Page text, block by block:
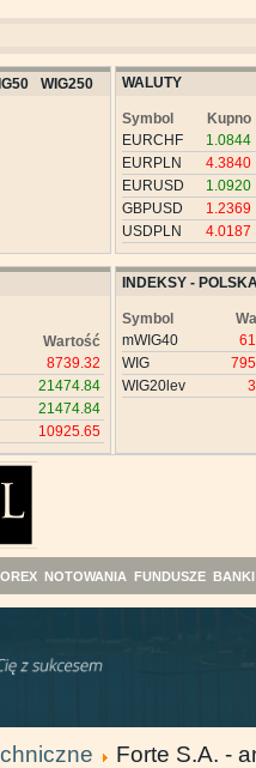
WIG250 WALUTY
Symbol
Kupno
EURCHF
1.0844
EURPLN
4.3840
EURUSD
1.0920
GBPUSD
1.2369
USDPLN
4.0187
Wartość
8739.32
21474.84
21474.84
10925.65
INDEKSY -
Symbol
mWIG40
WIG
WIG20lev
NOTOWANIA FUNDUSZE BANKI
Forte S.A. -